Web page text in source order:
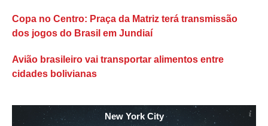
Copa no Centro: Praça da Matriz terá transmissão
dos jogos do Brasil em Jundiaí
Avião brasileiro vai transportar alimentos entre
cidades bolivianas
New York City